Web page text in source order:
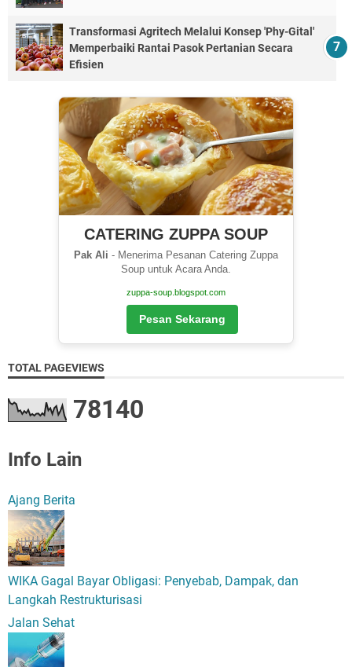
Transformasi Agritech Melalui Konsep 'Phy-Gital'
Memperbaiki Rantai Pasok Pertanian Secara
Efisien
CATERING ZUPPA SOUP
Pak Ali - Menerima Pesanan Catering Zuppa
Soup untuk Acara Anda.
zuppa-soup.blogspot.com
Pesan Sekarang
TOTAL PAGEVIEWS
78140
Info Lain
Ajang Berita
WIKA Gagal Bayar Obligasi: Penyebab, Dampak, dan
Langkah Restrukturisasi
Jalan Sehat